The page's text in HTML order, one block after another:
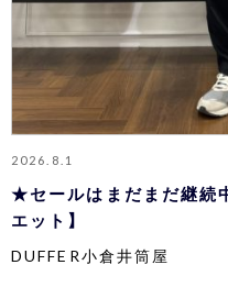
2026.8.1
★セールはまだまだ継続
エット】
DUFFER小倉井筒屋